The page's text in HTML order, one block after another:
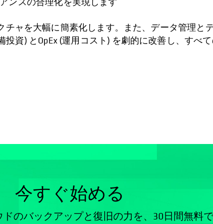
ャを大幅に簡素化します。また、データ管理と
投資) とOpEx (運用コスト) を劇的に改善し、すべ
今すぐ始める
のバックアップと復旧の力を、30日間無料